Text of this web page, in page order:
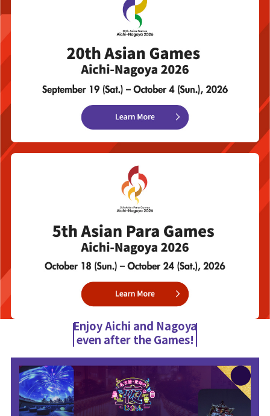
Enjoy Aichi and Nagoya
even after the Games!